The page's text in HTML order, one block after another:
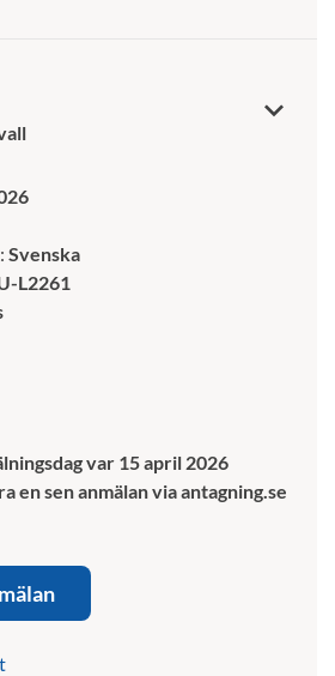
Svenska
L2261
var 15 april 2026
en sen anmälan via antagning.se